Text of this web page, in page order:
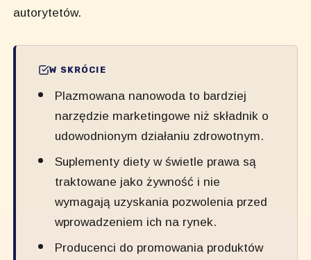
autorytetów.
W SKRÓCIE
Plazmowana nanowoda to bardziej
narzędzie marketingowe niż składnik o
udowodnionym działaniu zdrowotnym.
Suplementy diety w świetle prawa są
traktowane jako żywność i nie
wymagają uzyskania pozwolenia przed
wprowadzeniem ich na rynek.
Producenci do promowania produktów